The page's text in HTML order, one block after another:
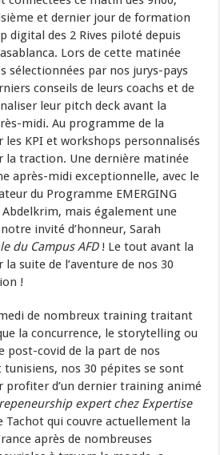
et dernier jour de formation
digital des 2 Rives piloté depuis
Lors de cette matinée
sélectionnées par nos jurys-pays
conseils de leurs coachs et de
leur pitch deck avant la
midi. Au programme de la
KPI et workshops personnalisés
la traction. Une dernière matinée
après-midi exceptionnelle, avec le
du Programme EMERGING
mais également une
invité d’honneur, Sarah
du Campus AFD! Le tout avant la
suite de l’aventure de nos 30
!
de nombreux training traitant
la concurrence, le storytelling ou
post-covid de la part de nos
nos 30 pépites se sont
profiter d’un dernier training animé
expert chez Expertise
Tachot qui couvre actuellement la
après de nombreuses